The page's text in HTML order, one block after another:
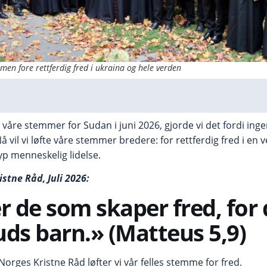
fore rettferdig fred i ukraina og hele verden
stemmer for Sudan i juni 2026, gjorde vi det fordi
vil vi løfte våre stemmer bredere: for rettferdig fred i en
menneskelig lidelse.
Råd, Juli 2026:
de som skaper fred, for
barn.» (Matteus 5,9)
Kristne Råd løfter vi vår felles stemme for fred.